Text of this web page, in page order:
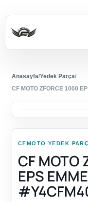
Anasayfa/Yedek Parça/
CF MOTO ZFORCE 1000
CFMOTO YEDEK
CF MOTO
EPS